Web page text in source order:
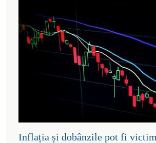
Inflația și dobânzile pot fi